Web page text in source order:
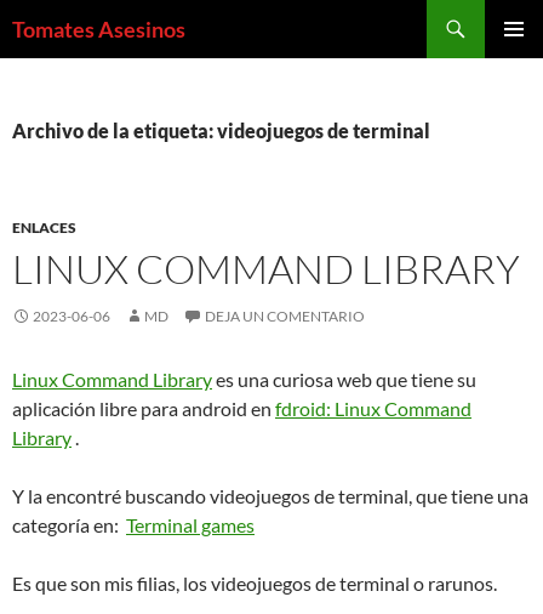
Tomates Asesinos
Archivo de la etiqueta: videojuegos de terminal
ENLACES
LINUX COMMAND LIBRARY
2023-06-06 MD DEJA UN COMENTARIO
Linux Command Libraryes una curiosa web que tiene su
aplicación libre para android en fdroid: Linux Command
Library.
Y la encontré buscando videojuegos de terminal, que tiene una
categoría en: Terminal games
Es que son mis filias, los videojuegos de terminal o rarunos.